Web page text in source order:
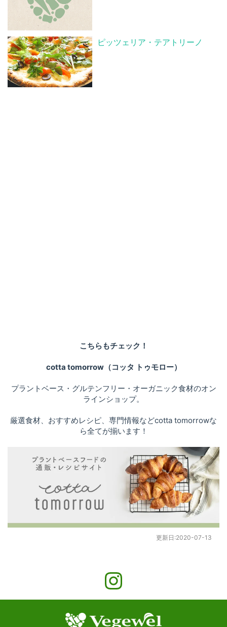
ピッツェリア・テアトリーノ
こちらもチェック！
cotta tomorrow（コッタ トゥモロー）
プラントベース・グルテンフリー・オーガニック食材のオン
ラインショップ。
厳選食材、おすすめレシピ、専門情報などcotta tomorrowな
ら全てが揃います！
更新日:2020-07-13